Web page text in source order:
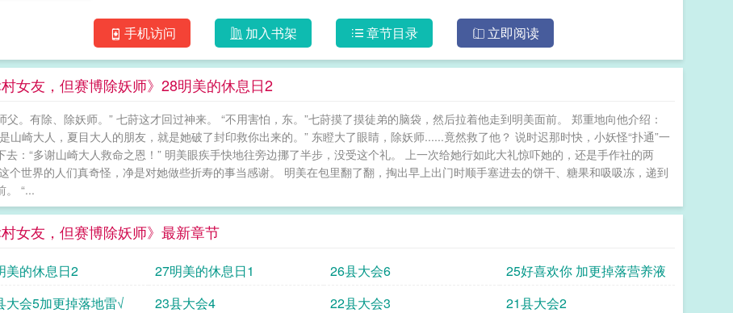
地震：这他喵的是什么？？？回家翻遍前世记忆，终于拼出真相。画风不对！这不是温馨治愈的夏目
日常！这是超能力乱飞的网球世界！她跨频道了:)更糟的是，她知道剧本。邻座这位神之子，未来会
在巅峰之战折戟，三联霸梦碎，憾负离场。入局？不可能的。她只想安安静静当个npc，绝不干涉剧
情。——但！辅佐官的死穴，便是看不得王者蒙尘、傲骨折腰！病魔噬咬，邪祟缠身，纵使身陷地
小小的黄绿色球上，承载着一统江山的野心！——这等王者气魄，不亲手捧上王座，简直是暴殄天
物！除妖师的护持本能与辅佐欲狠狠共振。区区病魔邪祟，也敢碰吾的主公？！于是乎，前排vip观众
亲自下场，顺手把网球场当成了除妖阵。左手法阵超度邪祟，右手摇旗呐喊助威。——幸村一直很困
惑，那个对自己无感的邻座，为何会突然理直气壮地强行越界，还总是一副“主公放心飞，出事我来
扛”的护短架势。直到某天，他翻开了对方国中时的日记本。上面记录的，正是从初见到全国大赛的
事。面对对手直击灵魂的诘问：“打网球……快乐吗？”重返赛场的神之子不为所动，清冷傲岸：“当
然。让所有对手臣服于这球场的顶点，没有比这更快乐的事。”而这段话下面，赫然是某人红笔狂草的
大字加表情包：【绝境难掩傲骨，巅峰尽显神威！这顶级的事业批，辅佐官狂喜！本僚就是最利的
刀！呲溜呲溜??】幸村：“……事业批？呲溜呲溜？”明美面不改色：“对强者的最高赞誉，及辅佐官的
职业素养。”幸村轻笑一声，修长的手指点了点她的眉心，低垂的眸底漾起危险涟漪：“既然我的辅佐
手机访问 加入书架 章节目录 立即阅读
村女友，但赛博除妖师》28明美的休息日2
父。有除、除妖师。” 七莳这才回过神来。 “不用害怕，东。”七莳摸了摸徒弟的脑袋，然后拉着他走到明美面前。 郑重地向他介绍：
山崎大人，夏目大人的朋友，就是她破了封印救你出来的。” 东瞪大了眼睛，除妖师......竟然救了他？ 说时迟那时快，小妖怪“扑通”一
去：“多谢山崎大人救命之恩！” 明美眼疾手快地往旁边挪了半步，没受这个礼。 上一次给她行如此大礼惊吓她的，还是手作社的两
个世界的人们真奇怪，净是对她做些折寿的事当感谢。 明美在包里翻了翻，掏出早上出门时顺手塞进去的饼干、糖果和吸吸冻，递到
。 “...
村女友，但赛博除妖师》最新章节
美的休息日2 27明美的休息日1 26县大会6
25好喜欢你 加更掉落营养液
大会5加更掉落地雷√
23县大会4 22县大会3
21县大会2